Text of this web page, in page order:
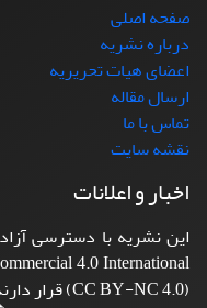
صفحه اصلی
درباره نشریه
اعضای هیات تحریریه
ارسال مقاله
تماس با ما
نقشه سایت
اخبار و اعلانات
این نشریه با دسترسی
4.0 International
(CC BY-NC 4.0) قرار دارند.